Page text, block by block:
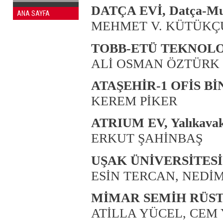
ANA SAYFA
DATÇA EVİ, Datça-
MEHMET V.
TOBB-ETÜ
ALİ OSMAN ÖZTÜRK
ATAŞEHİR-1 OFİS
KEREM PİKER
ATRIUM EV,
ERKUT ŞAHİNBAŞ
UŞAK
ESİN TERCAN,
MİMAR SEMİH
ATİLLA YÜCEL, CEM